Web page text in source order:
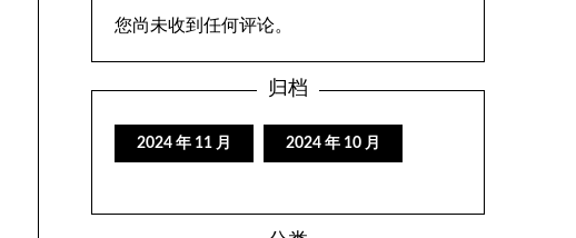
您尚未收到任何评论。
归档
2024 年 11 月 2024 年 10 月